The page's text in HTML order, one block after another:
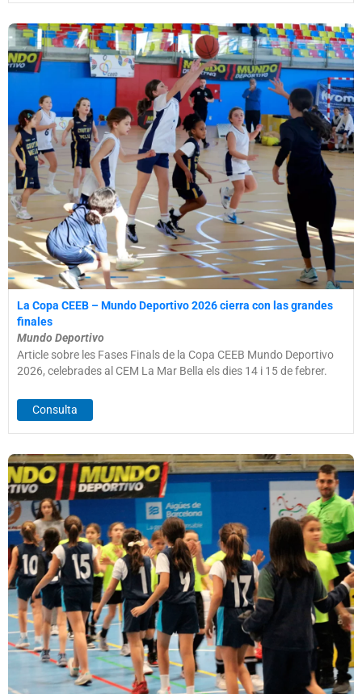
La Copa CEEB – Mundo Deportivo 2026 cierra con las grandes
finales
Mundo Deportivo
Article sobre les Fases Finals de la Copa CEEB Mundo Deportivo
2026, celebrades al CEM La Mar Bella els dies 14 i 15 de febrer.
Consulta